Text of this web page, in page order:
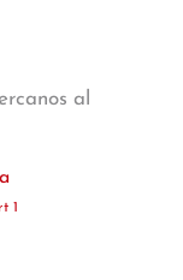
al
1